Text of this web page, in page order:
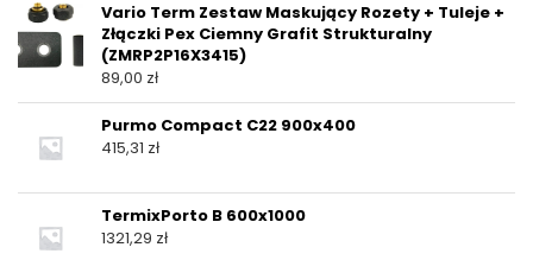
Vario Term Zestaw Maskujący Rozety + Tuleje +
Złączki Pex Ciemny Grafit Strukturalny
(ZMRP2P16X3415)
89,00 zł
Purmo Compact C22 900x400
415,31 zł
TermixPorto B 600x1000
1321,29 zł